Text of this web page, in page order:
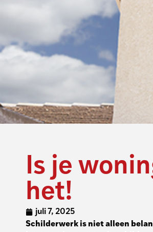
Is je
het!
juli 7, 2025
Schilderwerk is niet alleen